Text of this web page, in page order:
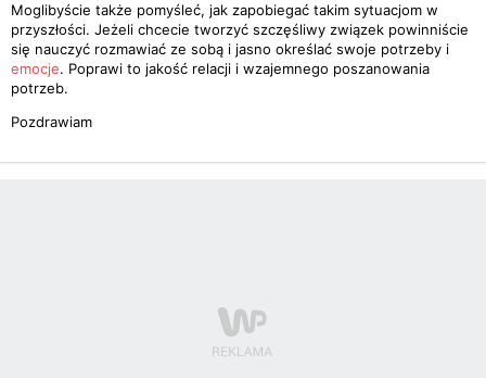
Moglibyście także pomyśleć, jak zapobiegać takim sytuacjom w
przyszłości. Jeżeli chcecie tworzyć szczęśliwy związek powinniście
się nauczyć rozmawiać ze sobą i jasno określać swoje potrzeby i
emocje. Poprawi to jakość relacji i wzajemnego poszanowania
potrzeb.
Pozdrawiam